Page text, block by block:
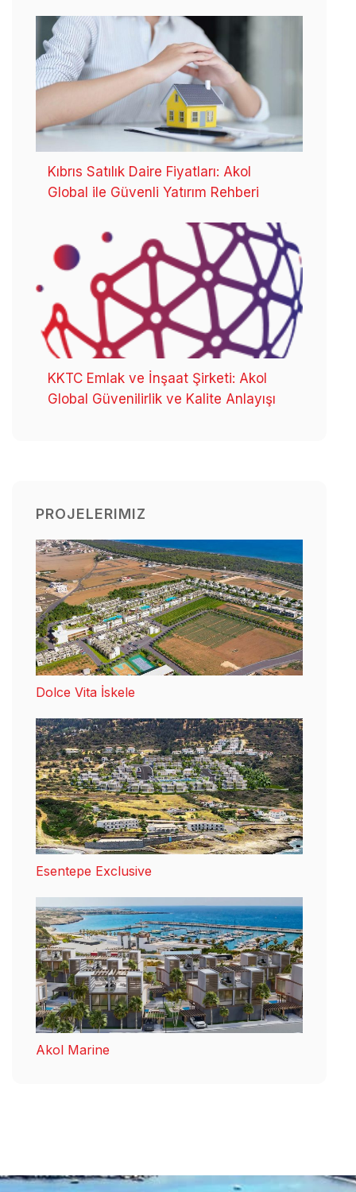
Kıbrıs Satılık Daire Fiyatları: Akol
Global ile Güvenli Yatırım Rehberi
KKTC Emlak ve İnşaat Şirketi: Akol
Global Güvenilirlik ve Kalite Anlayışı
PROJELERIMIZ
Dolce Vita İskele
Esentepe Exclusive
Akol Marine